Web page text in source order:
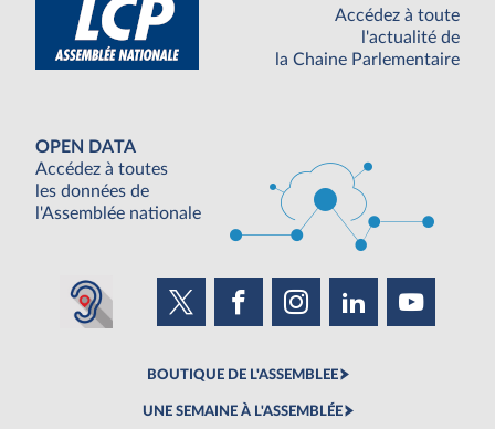
Accédez à toute
l'actualité de
la Chaine Parlementaire
OPEN DATA
Accédez à toutes
les données de
l'Assemblée nationale
BOUTIQUE DE L'ASSEMBLEE
UNE SEMAINE À L'ASSEMBLÉE